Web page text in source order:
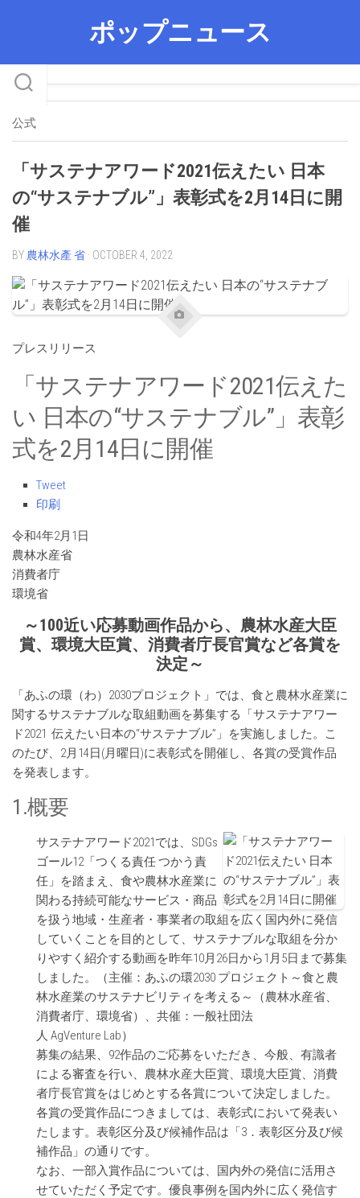
ポップニュース
公式
「サステナアワード2021伝えたい 日本
の“サステナブル”」表彰式を2月14日に開
催
BY 農林水產 省 · OCTOBER 4, 2022
プレスリリース
「サステナアワード2021伝えた
い 日本の“サステナブル”」表彰
式を2月14日に開催
Tweet
印刷
令和4年2月1日
農林水産省
消費者庁
環境省
～100近い応募動画作品から、農林水産大臣
賞、環境大臣賞、消費者庁長官賞など各賞を
決定～
「あふの環（わ）2030プロジェクト」では、食と農林水産業に
関するサステナブルな取組動画を募集する「サステナアワー
ド2021 伝えたい日本の“サステナブル”」を実施しました。こ
のたび、2月14日(月曜日)に表彰式を開催し、各賞の受賞作品
を発表します。
1.概要
サステナアワード2021では、SDGs
ゴール12「つくる責任 つかう責
任」を踏まえ、食や農林水産業に
関わる持続可能なサービス・商品
を扱う地域・生産者・事業者の取組を広く国内外に発信
していくことを目的として、サステナブルな取組を分か
りやすく紹介する動画を昨年10月26日から1月5日まで募集
しました。（主催：あふの環2030 プロジェクト～食と農
林水産業のサステナビリティを考える～（農林水産省、
消費者庁、環境省）、共催：一般社団法
人 AgVenture Lab）
募集の結果、92作品のご応募をいただき、今般、有識者
による審査を行い、農林水産大臣賞、環境大臣賞、消費
者庁長官賞をはじめとする各賞について決定しました。
各賞の受賞作品につきましては、表彰式において発表い
たします。表彰区分及び候補作品は「3．表彰区分及び候
補作品」の通りです。
なお、一部入賞作品については、国内外の発信に活用さ
せていただく予定です。優良事例を国内外に広く発信す